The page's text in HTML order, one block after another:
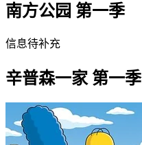
南方公园 第一季
信息待补充
辛普森一家 第一季